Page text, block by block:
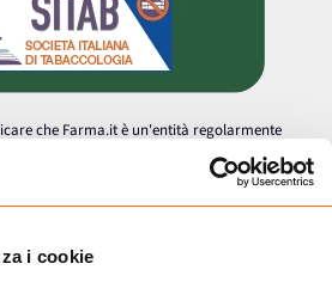
i cookie
che Farma.it è un'entità regolarmente
Salute a effettuare la vendita online di